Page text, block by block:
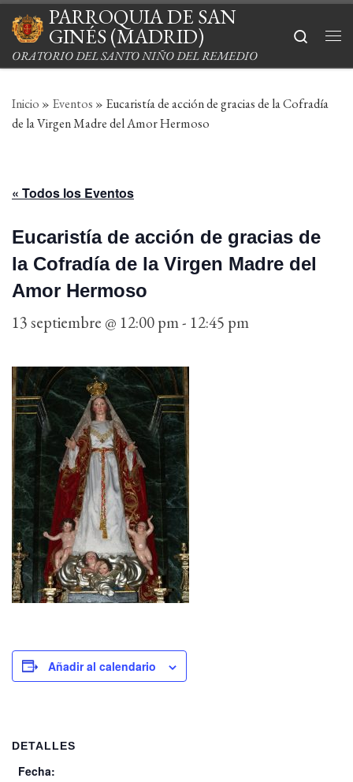
Saltar al contenido
PARROQUIA DE SAN
GINÉS (MADRID)
ORATORIO DEL SANTO NIÑO DEL REMEDIO
Search
Inicio » Eventos » Eucaristía de acción de gracias de la Cofradía
de la Virgen Madre del Amor Hermoso
« Todos los Eventos
Eucaristía de acción de gracias de
la Cofradía de la Virgen Madre del
Amor Hermoso
13 septiembre @ 12:00 pm- 12:45 pm
Añadir al calendario
DETALLES
Fecha: